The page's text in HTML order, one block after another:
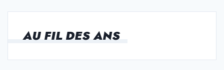
AU FIL DES ANS